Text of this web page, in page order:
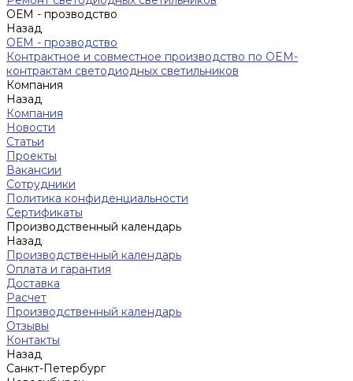
ОЕМ - прозводство
Назад
ОЕМ - прозводство
Контрактное и совместное производство по OEM-
контрактам светодиодных светильников
Компания
Назад
Компания
Новости
Статьи
Проекты
Вакансии
Сотрудники
Политика конфиденциальности
Сертификаты
Производственный календарь
Назад
Производственный календарь
Оплата и гарантия
Доставка
Расчет
Производственный календарь
Отзывы
Контакты
Назад
Санкт-Петербург